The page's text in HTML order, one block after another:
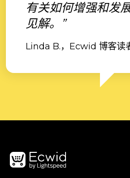
有关如何增强和发
见解。”
Linda B.，Ecwid 博客读